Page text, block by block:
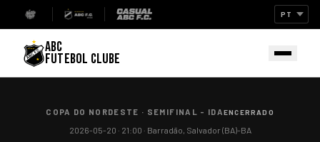
ABC
FUTEBOL CLUBE
COPA DO NORDESTE · SEMIFINAL - IDAENCERRADO
2026-05-20 · 21:00 · Barradão, Salvador (BA)-BA